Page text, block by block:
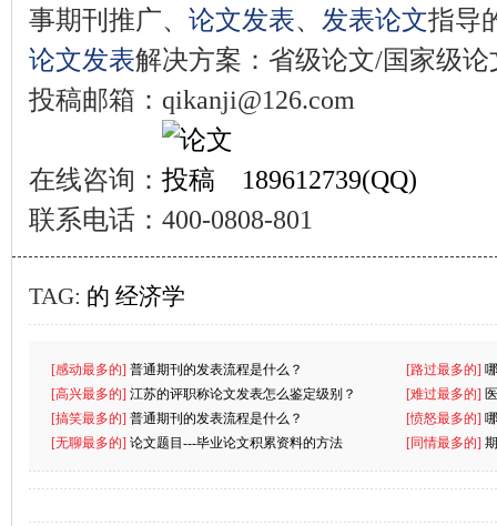
事期刊推广、 论文发表、 发表论文指导
论文发表解决方案：省级论文/国家级
投稿邮箱：qikanji@126.com
在线咨询：
189612739(QQ)
联系电话：400-0808-801
TAG: 的 经济学
[感动最多的] 普通期刊的发表流程是什么？ [路过最多的]
[高兴最多的] 江苏的评职称论文发表怎么鉴定级别？ [难过最多的]
[搞笑最多的] 普通期刊的发表流程是什么？ [愤怒最多的]
[无聊最多的] 论文题目---毕业论文积累资料的方法 [同情最多的]